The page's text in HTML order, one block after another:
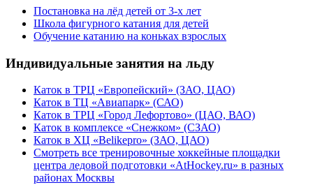
Постановка на лёд детей от 3-х лет
Школа фигурного катания для детей
Обучение катанию на коньках взрослых
Индивидуальные занятия на льду
Каток в ТРЦ «Европейский» (ЗАО, ЦАО)
Каток в ТЦ «Авиапарк» (САО)
Каток в ТРЦ «Город Лефортово» (ЦАО, ВАО)
Каток в комплексе «Снежком» (СЗАО)
Каток в ХЦ «Belikepro» (ЗАО, ЦАО)
Смотреть все тренировочные хоккейные площадки
центра ледовой подготовки «AtHockey.ru» в разных
районах Москвы